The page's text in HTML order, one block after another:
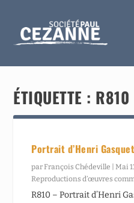
ÉTIQUETTE : R810
Portrait d’Henri
parFrançois Chédeville |Mai
Reproductions d’œuvres
R810 – Portrait d’Henri